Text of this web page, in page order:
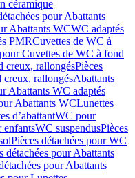
céramique
pour Abattants
Abattants WCWC adaptés
PMRCuvettes de WC à
Cuvettes de WC à fond
creux, rallongésPièces
creux, rallongésAbattants
Abattants WC adaptés
Abattants WCLunettes
d’abattantWC pour
enfantsWC suspendusPièces
Pièces détachées pour WC
détachées pour Abattants
pour Abattants